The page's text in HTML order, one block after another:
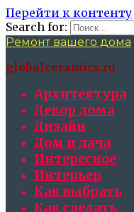
Перейти к контенту
Search for:
Ремонт вашего дома
globalceramics.ru
Архитектура
Декор дома
Дизайн
Дом и дача
Интересное
Интерьер
Как выбрать
Как сделать